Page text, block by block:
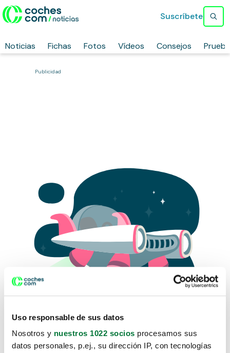
Uso responsable de sus datos
Nosotros y nuestros 1022 socios procesamos sus
datos personales, p.ej., su dirección IP, con tecnologías
Noticias Fichas Fotos Vídeos Consejos
Suscríbete
Publicidad